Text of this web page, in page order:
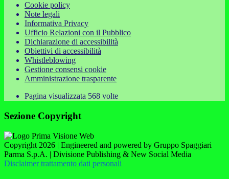
Cookie policy
Note legali
Informativa Privacy
Ufficio Relazioni con il Pubblico
Dichiarazione di accessibilità
Obiettivi di accessibilità
Whistleblowing
Gestione consensi cookie
Amministrazione trasparente
Pagina visualizzata 568 volte
Sezione Copyright
Copyright 2026 | Engineered and powered by Gruppo Spaggiari
Parma S.p.A. | Divisione Publishing & New Social Media
Disclaimer trattamento dati personali